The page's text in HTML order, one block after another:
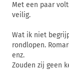
Met een paar
veilig.
Wat ik niet
rondlopen.
enz.
Zouden zij geen